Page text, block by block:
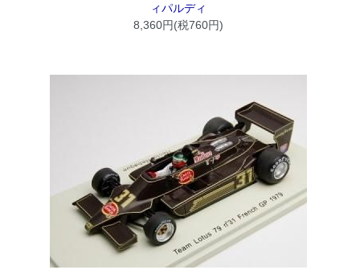
ィパルディ
8,360円(税760円)